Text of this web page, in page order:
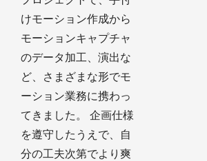
けモーション作成から
モーションキャプチャ
のデータ加工、演出な
ど、さまざまな形でモ
ーション業務に携わっ
てきました。 企画仕様
を遵守したうえで、自
分の工夫次第でより爽